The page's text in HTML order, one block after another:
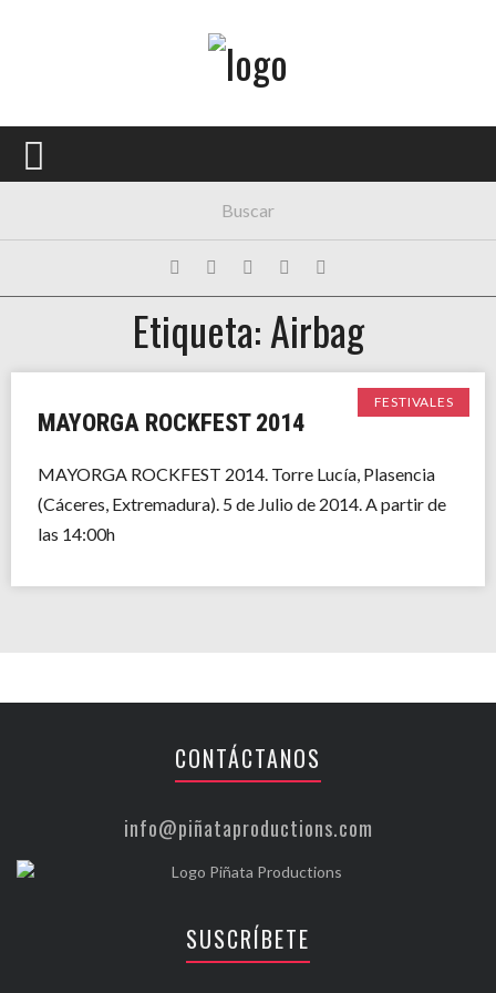
PORTADA
FESTIVALES
HISTORIAS
Etiqueta: Airbag
FESTIVALES
MAYORGA ROCKFEST 2014
MAYORGA ROCKFEST 2014. Torre Lucía, Plasencia
(Cáceres, Extremadura). 5 de Julio de 2014. A partir de
las 14:00h
CONTÁCTANOS
info@piñataproductions.com
SUSCRÍBETE